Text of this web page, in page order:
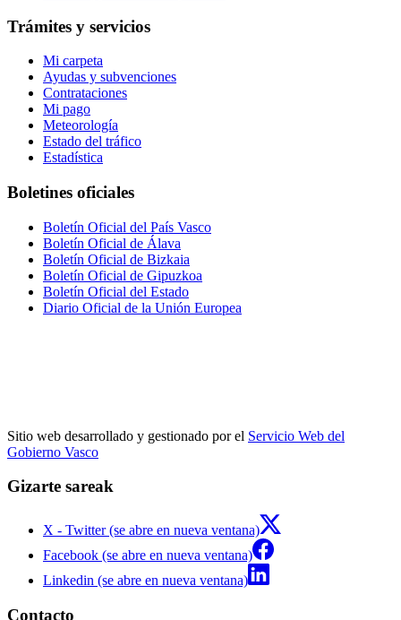
Trámites y servicios
Mi carpeta
Ayudas y subvenciones
Contrataciones
Mi pago
Meteorología
Estado del tráfico
Estadística
Boletines oficiales
Boletín Oficial del País Vasco
Boletín Oficial de Álava
Boletín Oficial de Bizkaia
Boletín Oficial de Gipuzkoa
Boletín Oficial del Estado
Diario Oficial de la Unión Europea
Sitio web desarrollado y gestionado por el Servicio Web del
Gobierno Vasco
Gizarte sareak
X - Twitter (se abre en nueva ventana)
Facebook (se abre en nueva ventana)
Linkedin (se abre en nueva ventana)
Contacto